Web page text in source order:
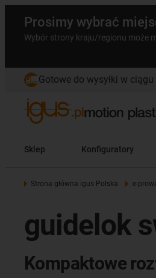
Prosimy wybrać
Wybór strony kraju/regionu może
Gotowe do wysyłki w
Sklep Konfiguratory
Strona główna igus Polska e-
guidelok
Kompaktowe